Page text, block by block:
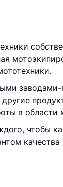
в области
чтобы